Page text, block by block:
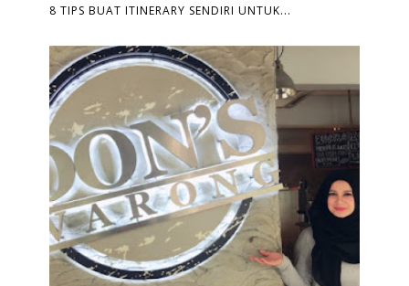
8 TIPS BUAT ITINERARY SENDIRI UNTUK...